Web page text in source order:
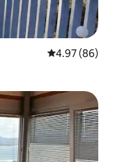
從 86 則評價
4.97 (86)